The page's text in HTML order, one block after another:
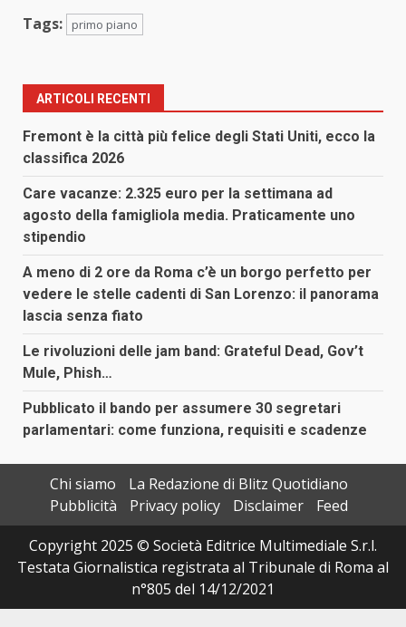
Tags: primo piano
ARTICOLI RECENTI
Fremont è la città più felice degli Stati Uniti, ecco la
classifica 2026
Care vacanze: 2.325 euro per la settimana ad
agosto della famigliola media. Praticamente uno
stipendio
A meno di 2 ore da Roma c’è un borgo perfetto per
vedere le stelle cadenti di San Lorenzo: il panorama
lascia senza fiato
Le rivoluzioni delle jam band: Grateful Dead, Gov’t
Mule, Phish…
Pubblicato il bando per assumere 30 segretari
parlamentari: come funziona, requisiti e scadenze
Chi siamo
La Redazione di Blitz Quotidiano
Pubblicità
Privacy policy Disclaimer
Feed
Copyright 2025 © Società Editrice Multimediale S.r.l.
Testata Giornalistica registrata al Tribunale di Roma al
n°805 del 14/12/2021